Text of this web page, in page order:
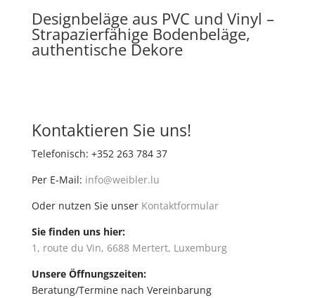
Designbeläge aus PVC und Vinyl –
Strapazierfähige Bodenbeläge,
authentische Dekore
Kontaktieren Sie uns!
Telefonisch: +352 263 784 37
Per E-Mail: info@weibler.lu
Oder nutzen Sie unser Kontaktformular
Sie finden uns hier:
1, route du Vin, 6688 Mertert, Luxemburg
Unsere Öffnungszeiten:
Beratung/Termine nach Vereinbarung